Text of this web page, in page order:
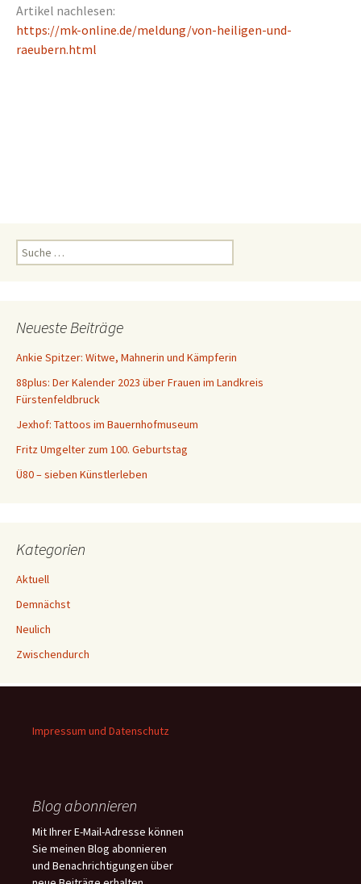
Artikel nachlesen:
https://mk-online.de/meldung/von-heiligen-und-
raeubern.html
u
n
c
h
:
Neueste Beiträge
Ankie Spitzer: Witwe, Mahnerin und Kämpferin
88plus: Der Kalender 2023 über Frauen im Landkreis
Fürstenfeldbruck
Jexhof: Tattoos im Bauernhofmuseum
Fritz Umgelter zum 100. Geburtstag
Ü80 – sieben Künstlerleben
Kategorien
Aktuell
Demnächst
Neulich
Zwischendurch
Impressum und Datenschutz
Blog abonnieren
Mit Ihrer E-Mail-Adresse können
Sie meinen Blog abonnieren
und Benachrichtigungen über